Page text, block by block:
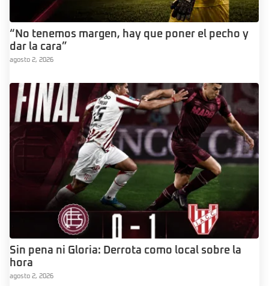
“No tenemos margen, hay que poner el pecho y
dar la cara”
agosto 2, 2026
Sin pena ni Gloria: Derrota como local sobre la
hora
agosto 2, 2026